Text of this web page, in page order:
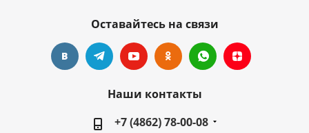
Оставайтесь на связи
Наши контакты
+7 (4862) 78-00-08